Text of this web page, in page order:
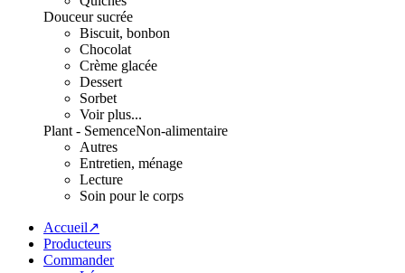
Douceur sucrée
Biscuit, bonbon
Chocolat
Crème glacée
Dessert
Sorbet
Voir plus...
Plant - SemenceNon-alimentaire
Autres
Entretien, ménage
Lecture
Soin pour le corps
Accueil↗
Producteurs
Commander